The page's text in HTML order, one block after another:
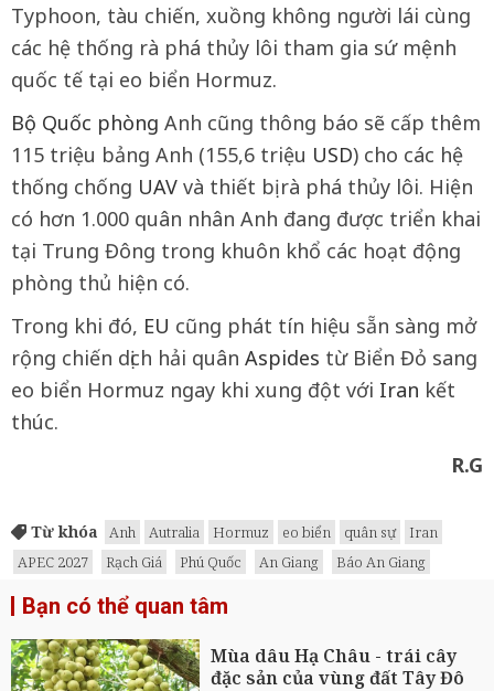
Typhoon, tàu chiến, xuồng không người lái cùng
các hệ thống rà phá thủy lôi tham gia sứ mệnh
quốc tế tại eo biển Hormuz.
Bộ Quốc phòng Anh cũng thông báo sẽ cấp thêm
115 triệu bảng Anh (155,6 triệu USD) cho các hệ
thống chống UAV và thiết bị rà phá thủy lôi. Hiện
có hơn 1.000 quân nhân Anh đang được triển khai
tại Trung Đông trong khuôn khổ các hoạt động
phòng thủ hiện có.
Trong khi đó, EU cũng phát tín hiệu sẵn sàng mở
rộng chiến dịch hải quân Aspides từ Biển Đỏ sang
eo biển Hormuz ngay khi xung đột với Iran kết
thúc.
R.G
Từ khóa Anh Autralia Hormuz eo biển quân sự
Iran
APEC 2027
Rạch Giá Phú Quốc An Giang Báo An Giang
Bạn có thể quan tâm
Mùa dâu Hạ Châu - trái cây
đặc sản của vùng đất Tây Đô